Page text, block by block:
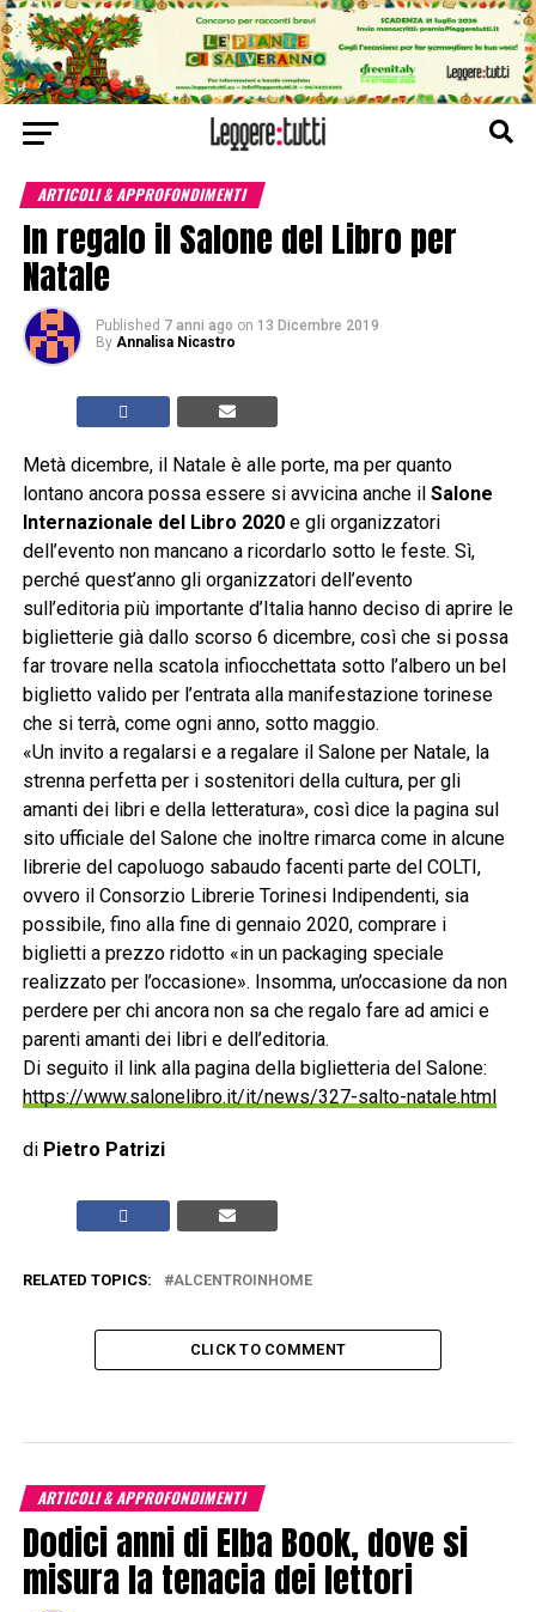
ARTICOLI & APPROFONDIMENTI
In regalo il Salone del Libro per
Natale
Published 7 anni ago on 13 Dicembre 2019
By Annalisa Nicastro
Metà dicembre, il Natale è alle porte, ma per quanto
lontano ancora possa essere si avvicina anche il Salone
Internazionale del Libro 2020e gli organizzatori
dell’evento non mancano a ricordarlo sotto le feste. Sì,
perché quest’anno gli organizzatori dell’evento
sull’editoria più importante d’Italia hanno deciso di aprire le
biglietterie già dallo scorso 6 dicembre, così che si possa
far trovare nella scatola infiocchettata sotto l’albero un bel
biglietto valido per l’entrata alla manifestazione torinese
che si terrà, come ogni anno, sotto maggio.
«Un invito a regalarsi e a regalare il Salone per Natale, la
strenna perfetta per i sostenitori della cultura, per gli
amanti dei libri e della letteratura», così dice la pagina sul
sito ufficiale del Salone che inoltre rimarca come in alcune
librerie del capoluogo sabaudo facenti parte del COLTI,
ovvero il Consorzio Librerie Torinesi Indipendenti, sia
possibile, fino alla fine di gennaio 2020, comprare i
biglietti a prezzo ridotto «in un packaging speciale
realizzato per l’occasione». Insomma, un’occasione da non
perdere per chi ancora non sa che regalo fare ad amici e
parenti amanti dei libri e dell’editoria.
Di seguito il link alla pagina della biglietteria del Salone:
https://www.salonelibro.it/it/news/327-salto-natale.html
di Pietro Patrizi
RELATED TOPICS: ALCENTROINHOME
CLICK TO COMMENT
ARTICOLI & APPROFONDIMENTI
Dodici anni di Elba Book, dove si
misura la tenacia dei lettori